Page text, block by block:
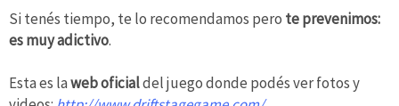
Si tenés tiempo, te lo recomendamos pero te prevenimos:
es muy adictivo.
Esta es laweb oficialdel juego donde podés ver fotos y